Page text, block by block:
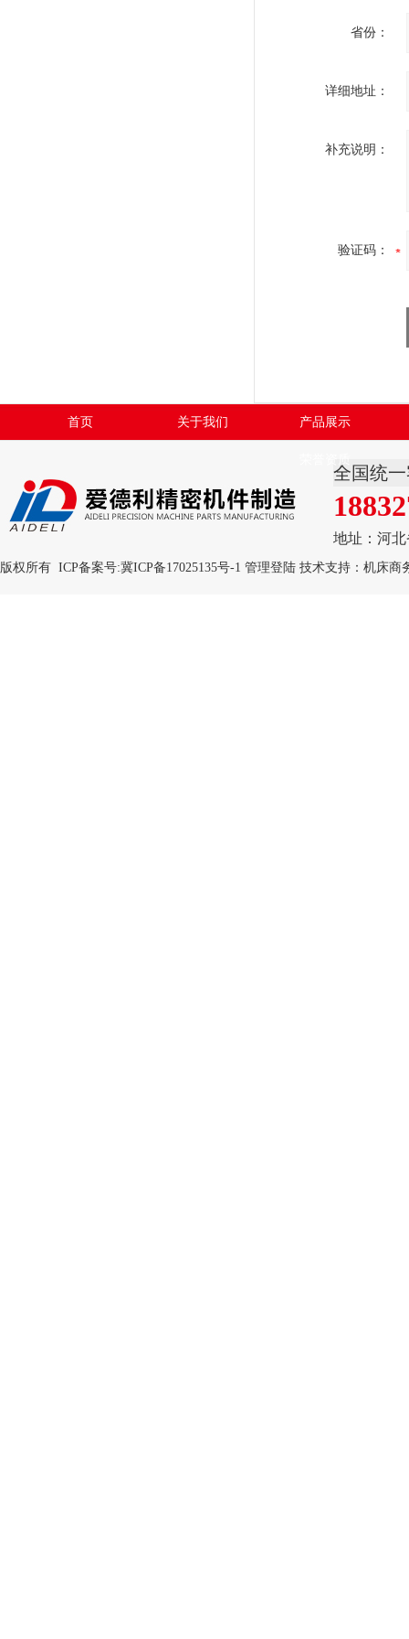
省份：
详细地址：
补充说明：
验证码：
首页 关于我们 产品展示
全国统
地址：河
版权所有 ICP备案号:冀ICP备17025135号-1 管理登陆 技术支持： 机床商